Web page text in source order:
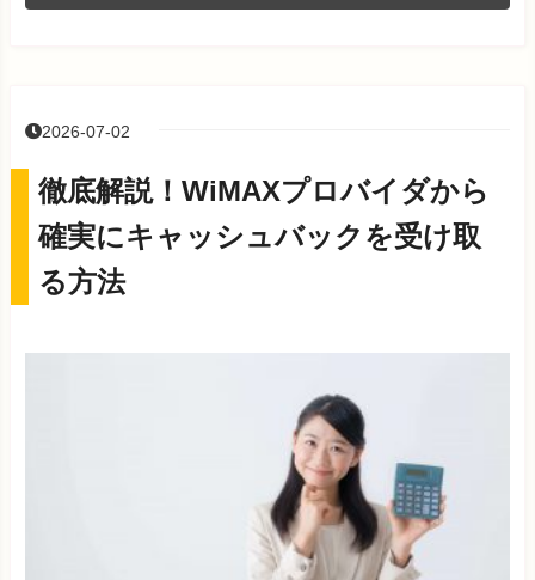
2026-07-02
徹底解説！WiMAXプロバイダから
確実にキャッシュバックを受け取
る方法